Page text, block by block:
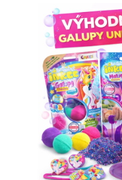
produktu
je
5,0
z
hvězdiček.